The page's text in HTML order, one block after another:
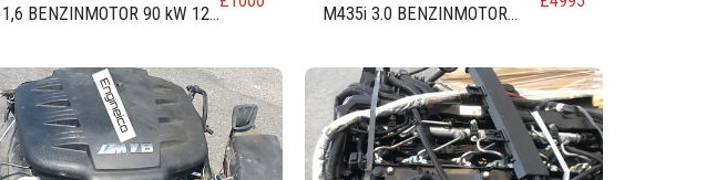
1,6 BENZINMOTOR 90 kW 121
N43B16
M435i 3.0 BENZINMOTOR